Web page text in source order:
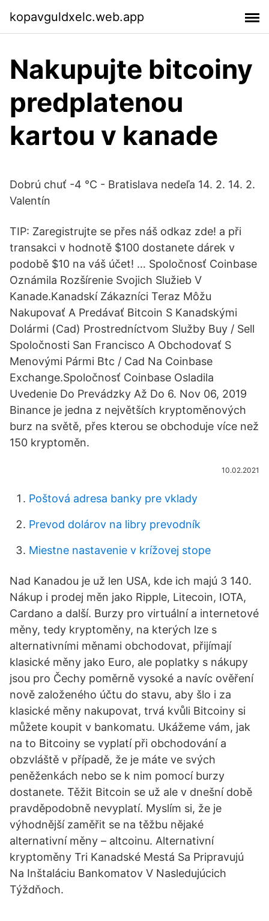
kopavguldxelc.web.app
Nakupujte bitcoiny
predplatenou
kartou v kanade
Dobrú chuť -4 °C - Bratislava nedeľa 14. 2. 14. 2.
Valentín
TIP: Zaregistrujte se přes náš odkaz zde! a při
transakci v hodnotě $100 dostanete dárek v
podobě $10 na váš účet! … Spoločnosť Coinbase
Oznámila Rozšírenie Svojich Služieb V
Kanade.Kanadskí Zákazníci Teraz Môžu
Nakupovať A Predávať Bitcoin S Kanadskými
Dolármi (Cad) Prostredníctvom Služby Buy / Sell
Spoločnosti San Francisco A Obchodovať S
Menovými Pármi Btc / Cad Na Coinbase
Exchange.Spoločnosť Coinbase Osladila
Uvedenie Do Prevádzky Až Do 6. Nov 06, 2019
Binance je jedna z největších kryptoměnových
burz na světě, přes kterou se obchoduje více než
150 kryptoměn.
10.02.2021
Poštová adresa banky pre vklady
Prevod dolárov na libry prevodník
Miestne nastavenie v krížovej stope
Nad Kanadou je už len USA, kde ich majú 3 140.
Nákup i prodej měn jako Ripple, Litecoin, IOTA,
Cardano a další. Burzy pro virtuální a internetové
měny, tedy kryptoměny, na kterých lze s
alternativními měnami obchodovat, přijímají
klasické měny jako Euro, ale poplatky s nákupy
jsou pro Čechy poměrně vysoké a navíc ověření
nově založeného účtu do stavu, aby šlo i za
klasické měny nakupovat, trvá kvůli Bitcoiny si
můžete koupit v bankomatu. Ukážeme vám, jak
na to Bitcoiny se vyplatí při obchodování a
obzvláště v případě, že je máte ve svých
peněženkách nebo se k nim pomocí burzy
dostanete. Těžit Bitcoin se už ale v dnešní době
pravděpodobně nevyplatí. Myslím si, že je
výhodnější zaměřit se na těžbu nějaké
alternativní měny – altcoinu. Alternativní
kryptoměny Tri Kanadské Mestá Sa Pripravujú
Na Inštaláciu Bankomatov V Nasledujúcich
Týždňoch.